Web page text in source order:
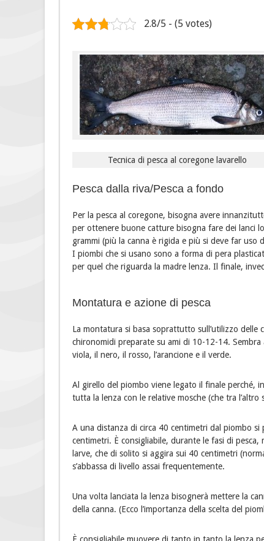
2.8/5 - (5 votes)
Tecnica di pesca al coregone lavarello
Pesca dalla riva/Pesca a fondo
Per la pesca al coregone, bisogna avere
per ottenere buone catture bisogna fare dei lanci
grammi (più la canna è rigida e più si deve far
I piombi che si usano sono a forma di pera
per quel che riguarda la madre lenza. Il finale,
Montatura e azione di pesca
La montatura si basa soprattutto sull’utilizzo
chironomidi preparate su ami di 10-12-14.
viola, il nero, il rosso, l’arancione e il verde.
Al girello del piombo viene legato il finale perché,
tutta la lenza con le relative mosche (che tra
A una distanza di circa 40 centimetri dal piombo
centimetri. È consigliabile, durante le fasi di
larve, che di solito si aggira sui 40 centimetri
s’abbassa di livello assai frequentemente.
Una volta lanciata la lenza bisognerà mettere la
della canna. (Ecco l’importanza della scelta del